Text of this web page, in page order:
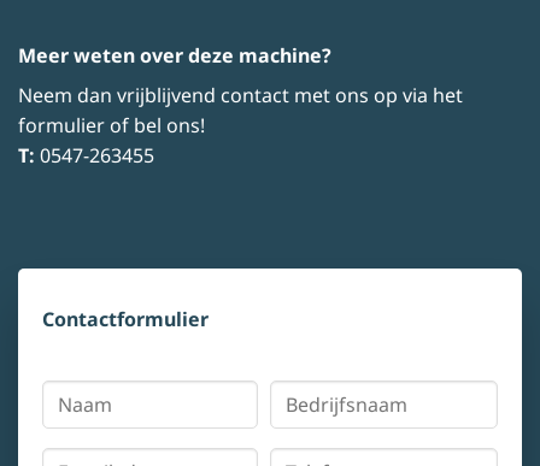
Meer weten over deze machine?
Neem dan vrijblijvend contact met ons op via het
formulier of bel ons!
T: 0547-263455
Contactformulier